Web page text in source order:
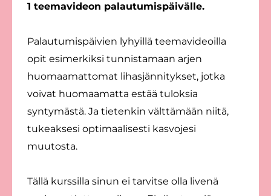
1 teemavideon palautumispäivälle.
Palautumispäivien lyhyillä teemavideoilla
opit esimerkiksi tunnistamaan arjen
huomaamattomat lihasjännitykset, jotka
voivat huomaamatta estää tuloksia
syntymästä. Ja tietenkin välttämään niitä,
tukeaksesi optimaalisesti kasvojesi
muutosta.
Tällä kurssilla sinun ei tarvitse olla livenä